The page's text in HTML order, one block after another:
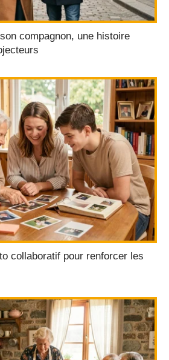
compagnon, une histoire
collaboratif pour renforcer les